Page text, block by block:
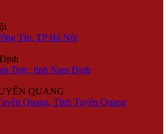
Tín, TP Hà Nội
Trực, tỉnh Nam Định
QUANG
Quang, Tỉnh Tuyên Quang